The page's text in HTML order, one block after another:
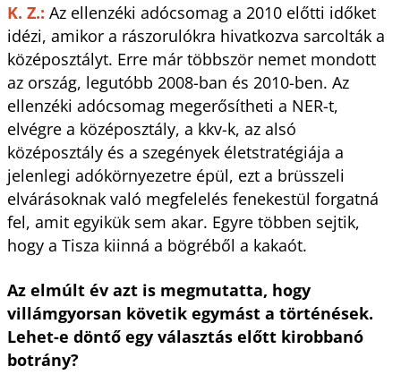
K. Z.: Az ellenzéki adócsomag a 2010 előtti időket
idézi, amikor a rászorulókra hivatkozva sarcolták a
középosztályt. Erre már többször nemet mondott
az ország, legutóbb 2008-ban és 2010-ben. Az
ellenzéki adócsomag megerősítheti a NER-t,
elvégre a középosztály, a kkv-k, az alsó
középosztály és a szegények életstratégiája a
jelenlegi adókörnyezetre épül, ezt a brüsszeli
elvárásoknak való megfelelés fenekestül forgatná
fel, amit egyikük sem akar. Egyre többen sejtik,
hogy a Tisza kiinná a bögréből a kakaót.
Az elmúlt év azt is megmutatta, hogy
villámgyorsan követik egymást a történések.
Lehet-e döntő egy választás előtt kirobbanó
botrány?